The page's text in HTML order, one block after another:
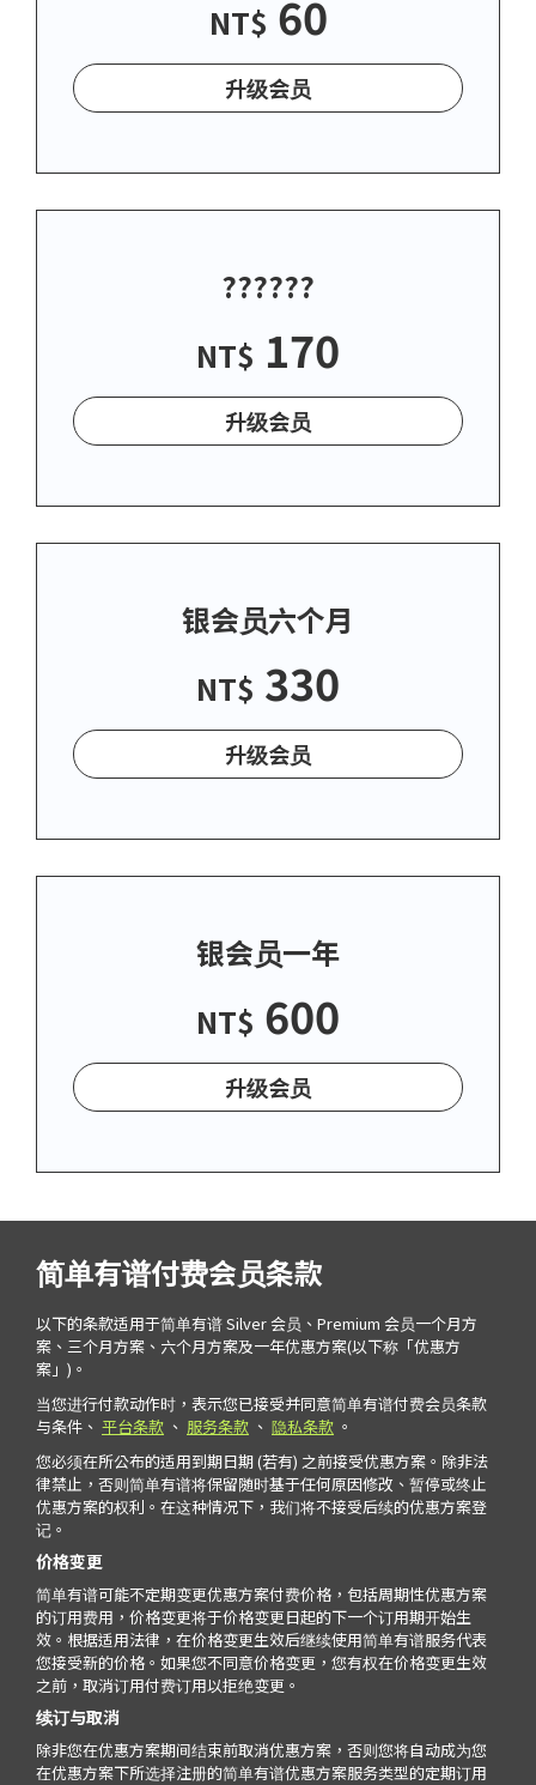
NT$ 60
升级会员
??????
NT$ 170
升级会员
银会员六个月
NT$ 330
升级会员
银会员一年
NT$ 600
升级会员
简单有谱付费会员条款
以下的条款适用于简单有谱 Silver 会员、Premium 会员一个月方
案、三个月方案、六个月方案及一年优惠方案(以下称「优惠方
案」)。
当您进行付款动作时，表示您已接受并同意简单有谱付费会员条款
与条件、 平台条款 、 服务条款 、 隐私条款 。
您必须在所公布的适用到期日期 (若有) 之前接受优惠方案。除非法
律禁止，否则简单有谱将保留随时基于任何原因修改、暂停或终止
优惠方案的权利。在这种情况下，我们将不接受后续的优惠方案登
记。
价格变更
简单有谱可能不定期变更优惠方案付费价格，包括周期性优惠方案
的订用费用，价格变更将于价格变更日起的下一个订用期开始生
效。根据适用法律，在价格变更生效后继续使用简单有谱服务代表
您接受新的价格。如果您不同意价格变更，您有权在价格变更生效
之前，取消订用付费订用以拒绝变更。
续订与取消
除非您在优惠方案期间结束前取消优惠方案，否则您将自动成为您
在优惠方案下所选择注册的简单有谱优惠方案服务类型的定期订用